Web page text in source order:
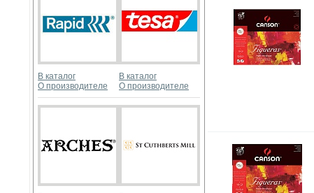
В каталог
О производителе
В каталог
О производителе